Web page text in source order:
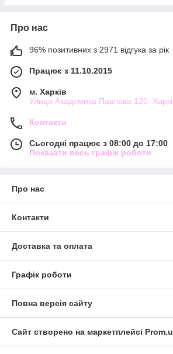
Про нас
96% позитивних з 2971 відгука за рік
Працює з 11.10.2015
м. Харків
Улица Академика Павлова 120,
Контакти
Сьогодні працює з 08:00 до 17:00
Показати весь графік роботи
Про нас
Контакти
Доставка та оплата
Графік роботи
Повна версія сайту
Сайт створено на маркетплейсі